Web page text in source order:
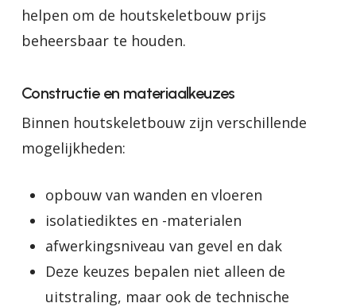
helpen om de houtskeletbouw prijs
beheersbaar te houden.
Constructie en materiaalkeuzes
Binnen houtskeletbouw zijn verschillende
mogelijkheden:
opbouw van wanden en vloeren
isolatiediktes en -materialen
afwerkingsniveau van gevel en dak
Deze keuzes bepalen niet alleen de
uitstraling, maar ook de technische